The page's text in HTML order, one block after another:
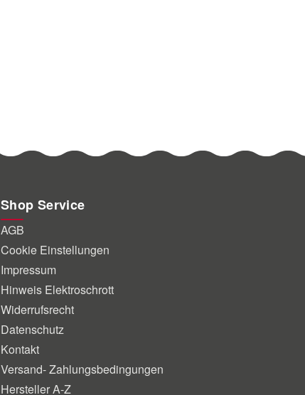
Shop Service
AGB
Cookie Einstellungen
Impressum
Hinweis Elektroschrott
Widerrufsrecht
Datenschutz
Kontakt
Versand- Zahlungsbedingungen
Hersteller A-Z